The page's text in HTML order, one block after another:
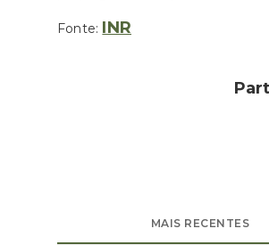
Fonte: INR
MAIS RECENTES